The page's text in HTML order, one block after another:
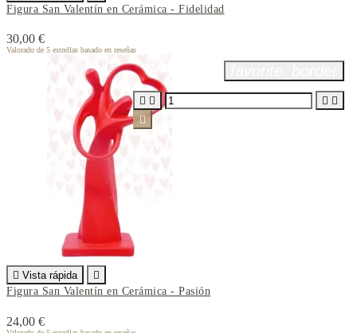
Figura San Valentín en Cerámica - Fidelidad
30,00 €
Valorado de 5 estrellas basado en reseñas
 Vista rápida

Figura San Valentín en Cerámica - Pasión
24,00 €
   
